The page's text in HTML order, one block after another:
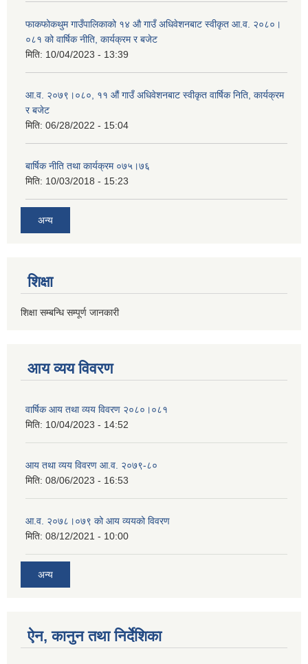
फाकफोकथुम गाउँपालिकाको १४ औ गाउँ अधिवेशनबाट स्वीकृत आ.व. २०८०।
०८१ को वार्षिक नीति, कार्यक्रम र बजेट
मिति: 10/04/2023 - 13:39
आ.व. २०७९।०८०, ११ औं गाउँ अधिवेशनबाट स्वीकृत वार्षिक निति, कार्यक्रम
र बजेट
मिति: 06/28/2022 - 15:04
बार्षिक नीति तथा कार्यक्रम ०७५।७६
मिति: 10/03/2018 - 15:23
अन्य
शिक्षा
शिक्षा सम्बन्धि सम्पूर्ण जानकारी
आय व्यय विवरण
वार्षिक आय तथा व्यय विवरण २०८०।०८१
मिति: 10/04/2023 - 14:52
आय तथा व्यय विवरण आ.व. २०७९-८०
मिति: 08/06/2023 - 16:53
आ.व. २०७८।०७९ को आय व्ययको विवरण
मिति: 08/12/2021 - 10:00
अन्य
ऐन, कानुन तथा निर्देशिका